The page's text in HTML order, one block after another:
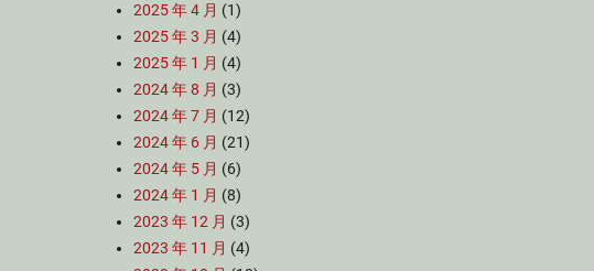
2025 年 4 月 (1)
2025 年 3 月 (4)
2025 年 1 月 (4)
2024 年 8 月 (3)
2024 年 7 月 (12)
2024 年 6 月 (21)
2024 年 5 月 (6)
2024 年 1 月 (8)
2023 年 12 月 (3)
2023 年 11 月 (4)